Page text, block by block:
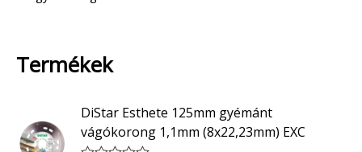
Termékek
DiStar Esthete 125mm gyémánt
vágókorong 1,1mm (8x22,23mm) EXC